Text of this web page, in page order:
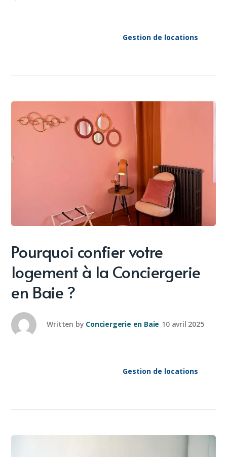
Gestion de locations
Pourquoi confier votre
logement à la Conciergerie
en Baie ?
Written by Conciergerie en Baie 10 avril 2025
Gestion de locations